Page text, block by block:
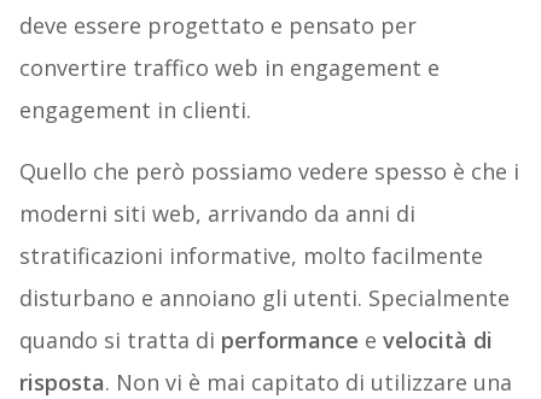
deve essere progettato e pensato per
convertire traffico web in engagement e
engagement in clienti.
Quello che però possiamo vedere spesso è che i
moderni siti web, arrivando da anni di
stratificazioni informative, molto facilmente
disturbano e annoiano gli utenti. Specialmente
quando si tratta di performance e velocità di
risposta. Non vi è mai capitato di utilizzare una